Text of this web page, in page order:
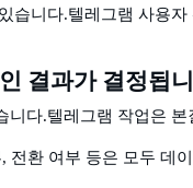
습니다.텔레그램 사용자
결과가 결정됩
니다.텔레그램 작업은
전환 여부 등은 모두 데